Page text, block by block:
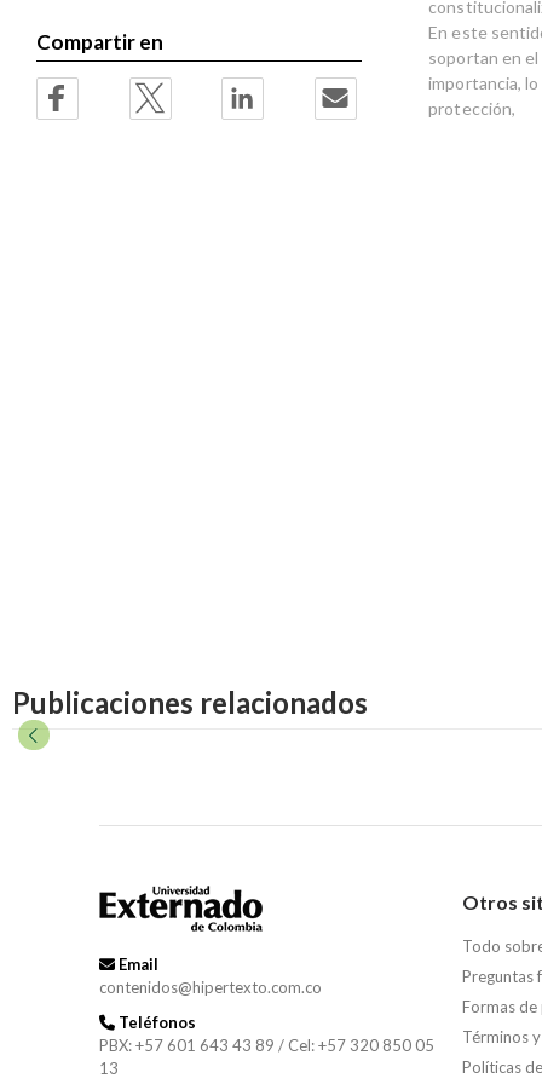
En este
soportan en el
importancia,
protección,
Compartir en
Publicaciones relacionados
Email
contenidos@hipertexto.com.co
Teléfonos
PBX: +57 601 643 43 89 / Cel: +57 320 850 05
13
Otros
Todo
Preguntas
Formas de
Términos
Políticas